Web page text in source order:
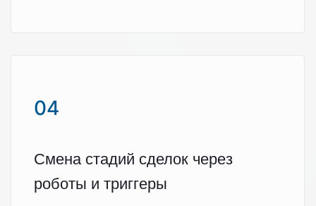
04
Смена стадий сделок через
роботы и триггеры